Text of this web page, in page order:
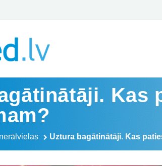
Kas
Uztura bagātinātāji. Kas